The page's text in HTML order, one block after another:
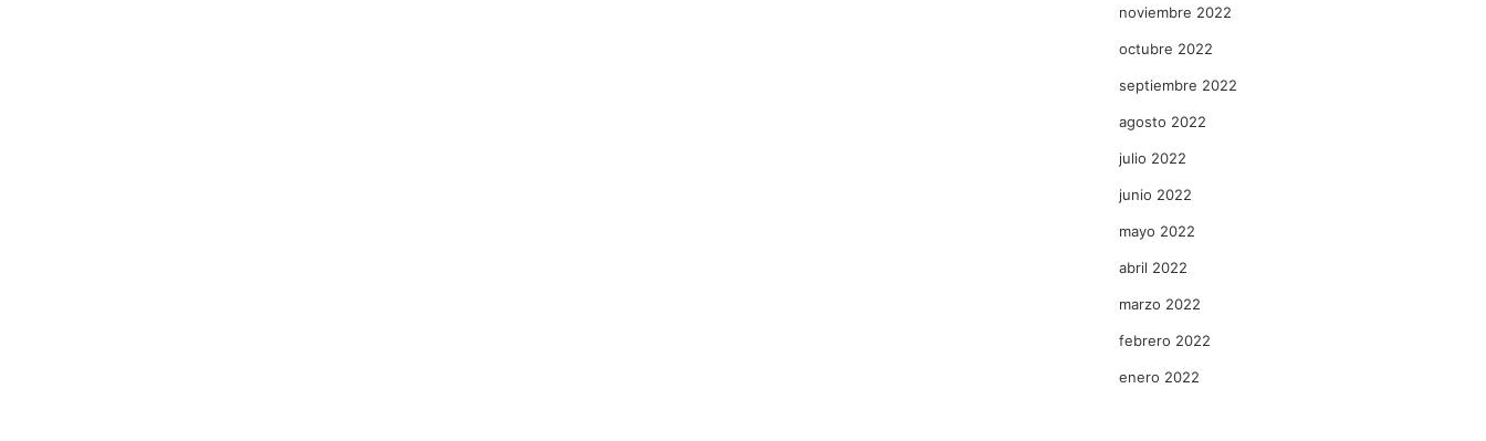
noviembre 2022
octubre 2022
septiembre 2022
agosto 2022
julio 2022
junio 2022
mayo 2022
abril 2022
marzo 2022
febrero 2022
enero 2022